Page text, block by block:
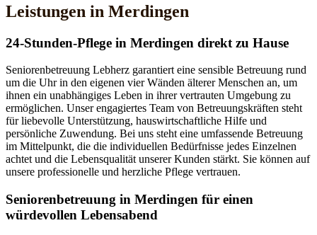
Leistungen in Merdingen
24-Stunden-Pflege in Merdingen direkt zu Hause
Seniorenbetreuung Lebherz garantiert eine sensible Betreuung rund
um die Uhr in den eigenen vier Wänden älterer Menschen an, um
ihnen ein unabhängiges Leben in ihrer vertrauten Umgebung zu
ermöglichen. Unser engagiertes Team von Betreuungskräften steht
für liebevolle Unterstützung, hauswirtschaftliche Hilfe und
persönliche Zuwendung. Bei uns steht eine umfassende Betreuung
im Mittelpunkt, die die individuellen Bedürfnisse jedes Einzelnen
achtet und die Lebensqualität unserer Kunden stärkt. Sie können auf
unsere professionelle und herzliche Pflege vertrauen.
Senioren­betreuung in Merdingen für einen
würdevollen Lebensabend